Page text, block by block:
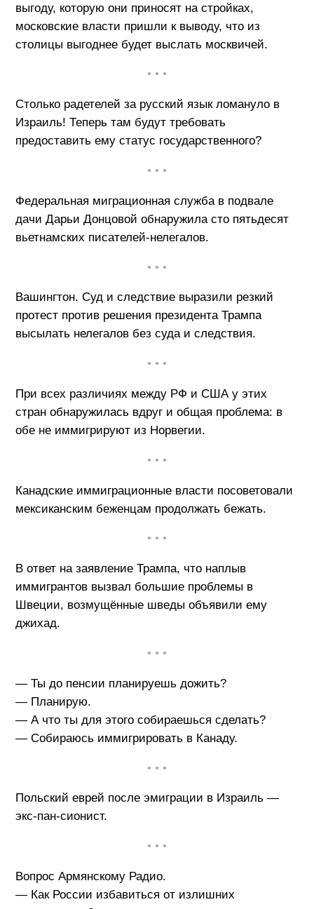
выгоду, которую они приносят на стройках,
московские власти пришли к выводу, что из
столицы выгоднее будет выслать москвичей.
• • •
Столько радетелей за русский язык ломануло в
Израиль! Теперь там будут требовать
предоставить ему статус государственного?
• • •
Федеральная миграционная служба в подвале
дачи Дарьи Донцовой обнаружила сто пятьдесят
вьетнамских писателей-нелегалов.
• • •
Вашингтон. Суд и следствие выразили резкий
протест против решения президента Трампа
высылать нелегалов без суда и следствия.
• • •
При всех различиях между РФ и США у этих
стран обнаружилась вдруг и общая проблема: в
обе не иммигрируют из Норвегии.
• • •
Канадские иммиграционные власти посоветовали
мексиканским беженцам продолжать бежать.
• • •
В ответ на заявление Трампа, что наплыв
иммигрантов вызвал большие проблемы в
Швеции, возмущённые шведы объявили ему
джихад.
• • •
— Ты до пенсии планируешь дожить?
— Планирую.
— А что ты для этого собираешься сделать?
— Собираюсь иммигрировать в Канаду.
• • •
Польский еврей после эмиграции в Израиль —
экс-пан-сионист.
• • •
Вопрос Армянскому Радио.
— Как России избавиться от излишних